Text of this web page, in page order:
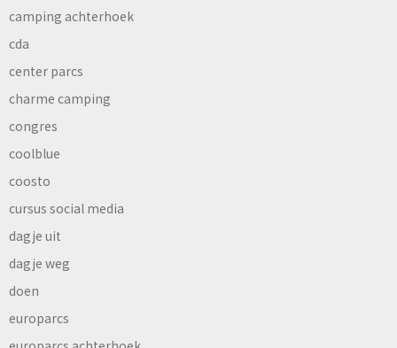
camping achterhoek
cda
center parcs
charme camping
congres
coolblue
coosto
cursus social media
dagje uit
dagje weg
doen
europarcs